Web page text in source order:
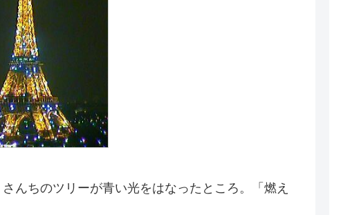
んちのツリーが青い光をはなったところ。「燃え